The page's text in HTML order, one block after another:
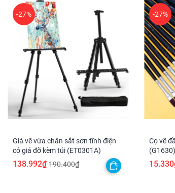
-27%
Giá vẽ vừa chân sắt sơn tĩnh điện
có giá đỡ kèm túi (ET0301A)
138.992₫ 190.400₫
-27%
Cọ vẽ
(G1630)